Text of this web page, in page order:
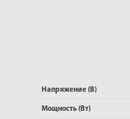
Напряжение (В)
Мощность (Вт)